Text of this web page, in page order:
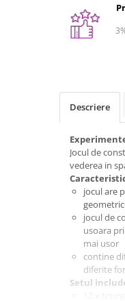
Costum Halloween Copii
Papusi si Bebelusi
Animale de jucarie
Jucarii cu Dinozauri
Figurine cu animale
Jucarii Montessori
Nevoi speciale si
Descriere
Jocul de
vederea in
jocul are
jocul de
usoara
mai usor
contine
diferite
Setul